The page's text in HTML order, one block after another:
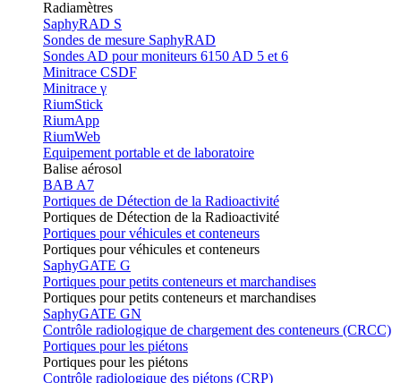
Radiamètres
SaphyRAD S
Sondes de mesure SaphyRAD
Sondes AD pour moniteurs 6150 AD 5 et 6
Minitrace CSDF
Minitrace γ
RiumStick
RiumApp
RiumWeb
Equipement portable et de laboratoire
Balise aérosol
BAB A7
Portiques de Détection de la Radioactivité
Portiques de Détection de la Radioactivité
Portiques pour véhicules et conteneurs
Portiques pour véhicules et conteneurs
SaphyGATE G
Portiques pour petits conteneurs et marchandises
Portiques pour petits conteneurs et marchandises
SaphyGATE GN
Contrôle radiologique de chargement des conteneurs (CRCC)
Portiques pour les piétons
Portiques pour les piétons
Contrôle radiologique des piétons (CRP)